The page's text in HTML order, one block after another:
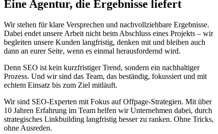
Eine Agentur, die Ergebnisse liefert
Wir stehen für klare Versprechen und nachvollziehbare Ergebnisse.
Dabei endet unsere Arbeit nicht beim Abschluss eines Projekts – wir
begleiten unsere Kunden langfristig, denken mit und bleiben auch
dann an eurer Seite, wenn es einmal herausfordernd wird.
Denn SEO ist kein kurzfristiger Trend, sondern ein nachhaltiger
Prozess. Und wir sind das Team, das beständig, fokussiert und mit
echtem Einsatz bis zum Ziel mitläuft.
Wir sind SEO-Experten mit Fokus auf Offpage-Strategien. Mit über
10 Jahren Erfahrung im Team helfen wir Unternehmen dabei, durch
strategisches Linkbuilding langfristig besser zu ranken. Ohne Tricks,
ohne Ausreden.